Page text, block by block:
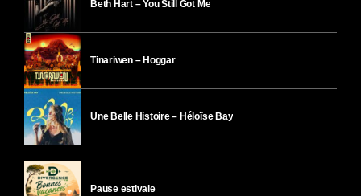
Beth Hart – You Still Got Me
Tinariwen – Hoggar
Une Belle Histoire – Héloïse Bay
Pause estivale